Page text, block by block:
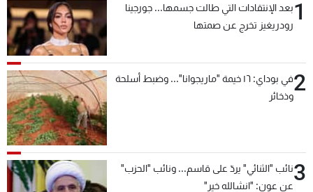
1بعد الإنتقادات التي طالت جسمها... جورجينا
رودريغيز تخرج عن صمتها
2
في بوداي: ١٦ خيمة "ماريجوانا"... وضبط أسلحة
وذخائر
3نائب "الثنائي" يردّ على قاسم... ونائب "الحزب"
عن عون: "انشالله خير"